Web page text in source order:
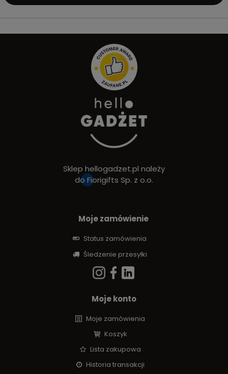
Sklep hellogadzet.pl należy
do Fiorigifts Sp. z o.o.
Moje zamówienie
Status zamówienia
Śledzenie przesyłki
Moje konto
Moje zamówienia
Koszyk
Lista zakupowa
Historia transakcji